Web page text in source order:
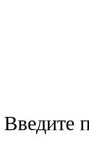
Введите